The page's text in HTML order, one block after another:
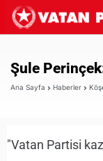
Şule
Ana Sayfa Haberler
"Vatan Partisi